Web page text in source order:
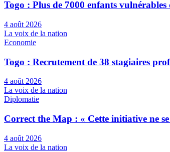
Togo : Plus de 7000 enfants
4 août 2026
La voix de la nation
Economie
Togo : Recrutement de 38 stagiaires
4 août 2026
La voix de la nation
Diplomatie
Correct the Map : « Cette initiative ne
4 août 2026
La voix de la nation